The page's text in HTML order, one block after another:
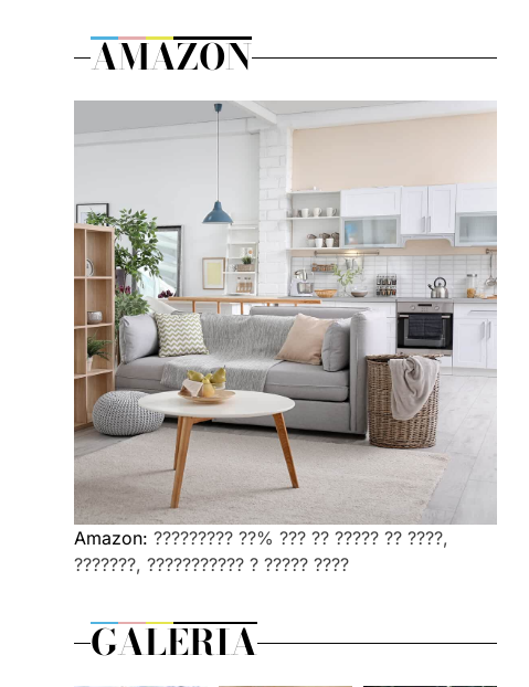
AMAZON
Amazon: ????????? ??% ??? ?? ????? ?? ????,
???????, ??????????? ? ????? ????
GALERIA